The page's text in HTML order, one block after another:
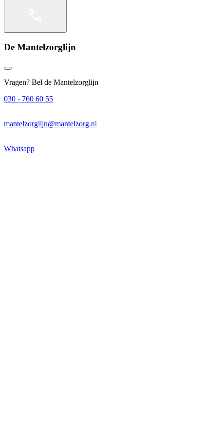
De Mantelzorglijn
Vragen? Bel de Mantelzorglijn
030 - 760 60 55
mantelzorglijn@mantelzorg.nl
Whatsapp